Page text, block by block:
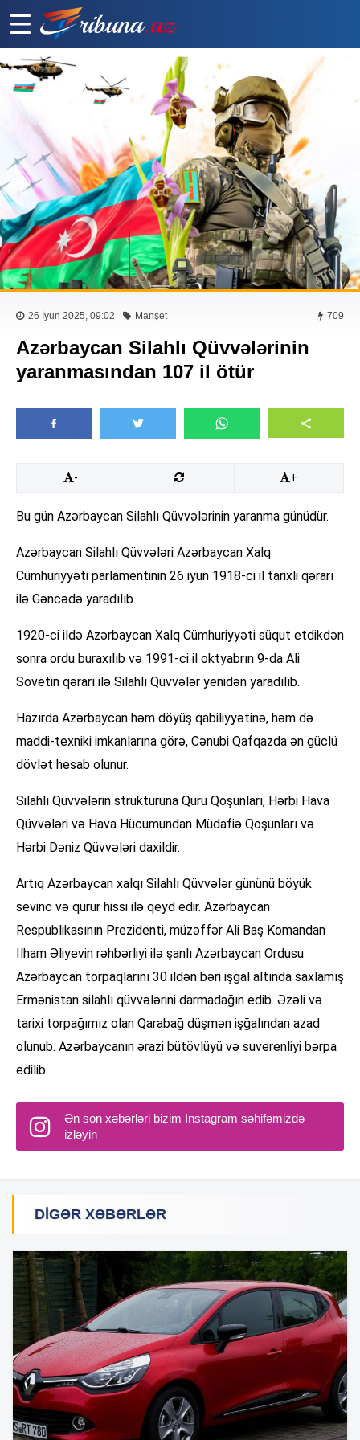
26 İyun 2025, 09:02 Manşet 709
Azərbaycan Silahlı Qüvvələrinin
yaranmasından 107 il ötür
- +
Bu gün Azərbaycan Silahlı Qüvvələrinin yaranma günüdür.
Azərbaycan Silahlı Qüvvələri Azərbaycan Xalq
Cümhuriyyəti parlamentinin 26 iyun 1918-ci il tarixli qərarı
ilə Gəncədə yaradılıb.
1920-ci ildə Azərbaycan Xalq Cümhuriyyəti süqut etdikdən
sonra ordu buraxılıb və 1991-ci il oktyabrın 9-da Ali
Sovetin qərarı ilə Silahlı Qüvvələr yenidən yaradılıb.
Hazırda Azərbaycan həm döyüş qabiliyyətinə, həm də
maddi-texniki imkanlarına görə, Cənubi Qafqazda ən güclü
dövlət hesab olunur.
Silahlı Qüvvələrin strukturuna Quru Qoşunları, Hərbi Hava
Qüvvələri və Hava Hücumundan Müdafiə Qoşunları və
Hərbi Dəniz Qüvvələri daxildir.
Artıq Azərbaycan xalqı Silahlı Qüvvələr gününü böyük
sevinc və qürur hissi ilə qeyd edir. Azərbaycan
Respublikasının Prezidenti, müzəffər Ali Baş Komandan
İlham Əliyevin rəhbərliyi ilə şanlı Azərbaycan Ordusu
Azərbaycan torpaqlarını 30 ildən bəri işğal altında saxlamış
Ermənistan silahlı qüvvələrini darmadağın edib. Əzəli və
tarixi torpağımız olan Qarabağ düşmən işğalından azad
olunub. Azərbaycanın ərazi bütövlüyü və suverenliyi bərpa
edilib.
Ən son xəbərləri bizim Instagram səhifəmizdə
izləyin
DIGƏR XƏBƏRLƏR